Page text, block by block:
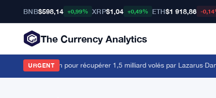
BNB$598,14 +0,99% XRP$1,04 +0,49% ETH$1 918,86 -
The Currency Analytics
URGENT
américain pour récupérer 1,5 milliard volés par Lazarus·Dan